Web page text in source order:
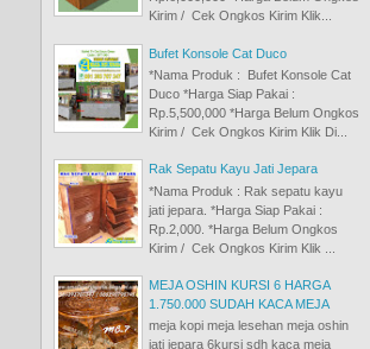
Kirim / Cek Ongkos Kirim Klik...
Bufet Konsole Cat Duco
*Nama Produk : Bufet Konsole Cat
Duco *Harga Siap Pakai :
Rp.5,500,000 *Harga Belum Ongkos
Kirim / Cek Ongkos Kirim Klik Di...
Rak Sepatu Kayu Jati Jepara
*Nama Produk : Rak sepatu kayu
jati jepara. *Harga Siap Pakai :
Rp.2,000. *Harga Belum Ongkos
Kirim / Cek Ongkos Kirim Klik ...
MEJA OSHIN KURSI 6 HARGA
1.750.000 SUDAH KACA MEJA
meja kopi meja lesehan meja oshin
jati jepara 6kursi sdh kaca meja